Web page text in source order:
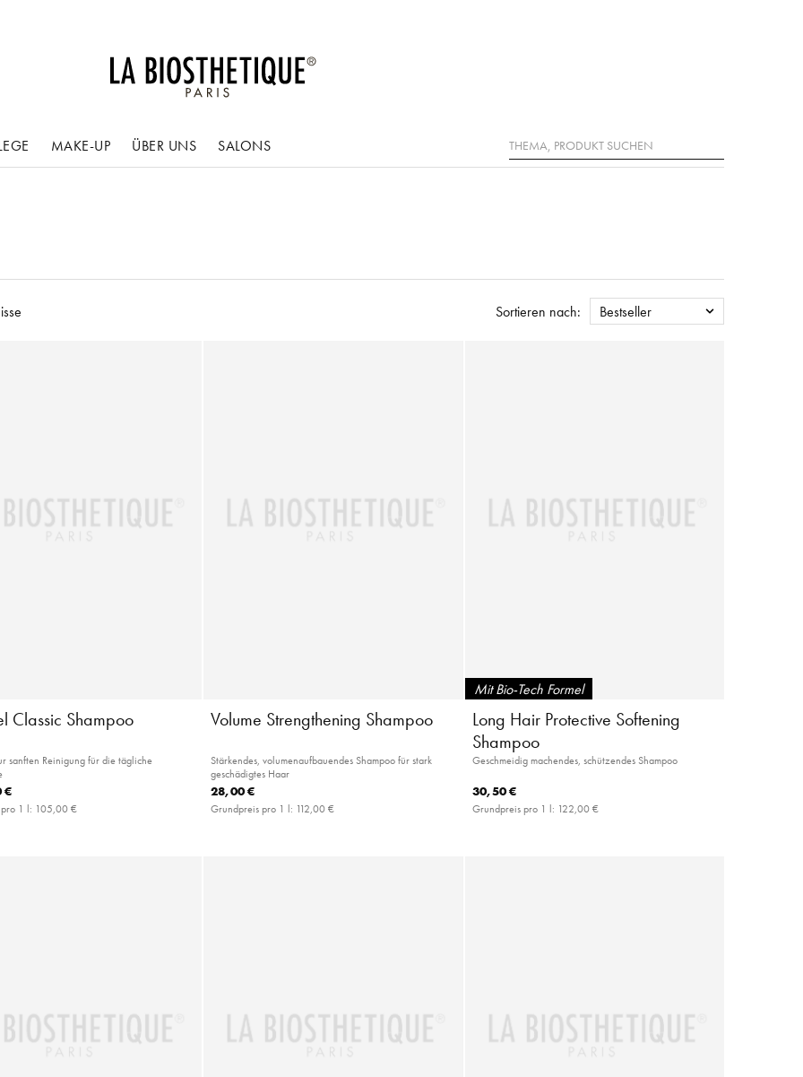
MAKE-UP ÜBER UNS SALONS Suche
Sortieren nach: Bestseller
Classic Shampoo
sanften Reinigung für die tägliche
€
1 l: 105,00 €
Volume Strengthening Shampoo
Stärkendes, volumenaufbauendes Shampoo für stark
geschädigtes Haar
28,00 €
Grundpreis pro 1 l: 112,00 €
Mit Bio-Tech Formel
Long Hair Protective Softening
Shampoo
Geschmeidig machendes, schützendes Shampoo
30,50 €
Grundpreis pro 1 l: 122,00 €